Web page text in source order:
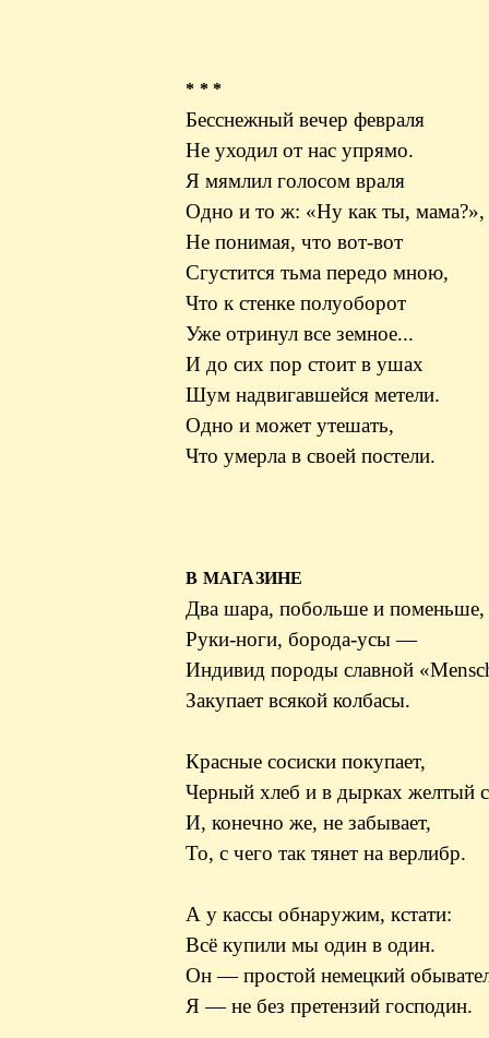
* * *
Бесснежный вечер февраля
Не уходил от нас упрямо.
Я мямлил голосом враля
Одно и то ж: «Ну как ты, мама?»,
Не понимая, что вот-вот
Сгустится тьма передо мною,
Что к стенке полуоборот
Уже отринул все земное...
И до сих пор стоит в ушах
Шум надвигавшейся метели.
Одно и может утешать,
Что умерла в своей постели.
В МАГАЗИНЕ
Два шара, побольше и поменьше,
Руки-ноги, борода-усы —
Индивид породы славной
Закупает всякой колбасы.
Красные сосиски покупает,
Черный хлеб и в дырках желтый
И, конечно же, не забывает,
То, с чего так тянет на верлибр.
А у кассы обнаружим, кстати:
Всё купили мы один в один.
Он — простой немецкий
Я — не без претензий господин.